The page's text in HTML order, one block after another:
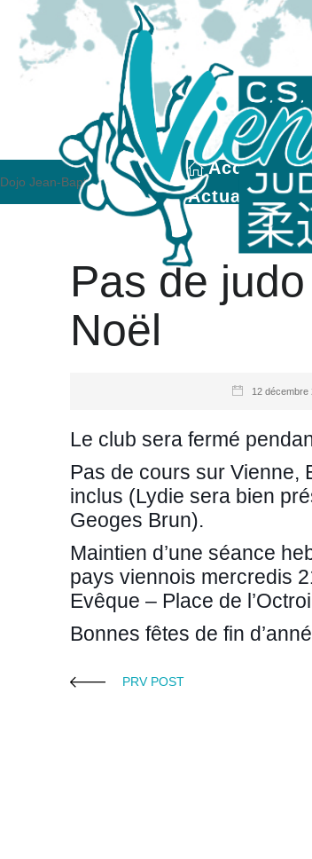
Dojo Jean-Baptiste Depardon
Accueil
Actualités
Pas de
Noël
12 décembre
Le club sera fermé
Pas de cours sur Vienne,
inclus (Lydie sera bien
Geoges Brun).
Maintien d’une séance
pays viennois mercredis
Evêque – Place de
Bonnes fêtes de fin
PRV POST